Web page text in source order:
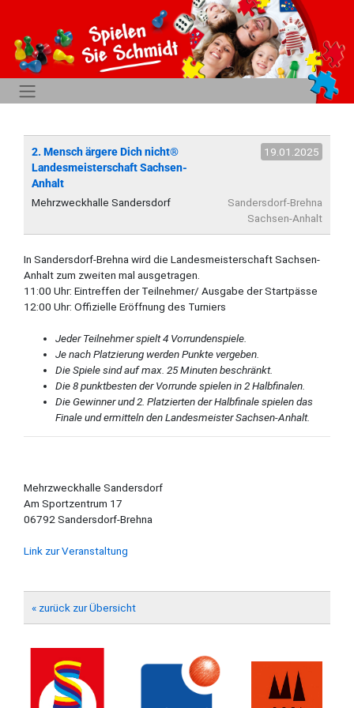
2. Mensch ärgere Dich nicht®
Landesmeisterschaft Sachsen-
Anhalt
19.01.2025
Mehrzweckhalle Sandersdorf
Sandersdorf-Brehna
Sachsen-Anhalt
In Sandersdorf-Brehna wird die Landesmeisterschaft Sachsen-
Anhalt zum zweiten mal ausgetragen.
11:00 Uhr: Eintreffen der Teilnehmer/ Ausgabe der Startpässe
12:00 Uhr: Offizielle Eröffnung des Turniers
Jeder Teilnehmer spielt 4 Vorrundenspiele.
Je nach Platzierung werden Punkte vergeben.
Die Spiele sind auf max. 25 Minuten beschränkt.
Die 8 punktbesten der Vorrunde spielen in 2 Halbfinalen.
Die Gewinner und 2. Platzierten der Halbfinale spielen das
Finale und ermitteln den Landesmeister Sachsen-Anhalt.
Mehrzweckhalle Sandersdorf
Am Sportzentrum 17
06792 Sandersdorf-Brehna
Link zur Veranstaltung
« zurück zur Übersicht